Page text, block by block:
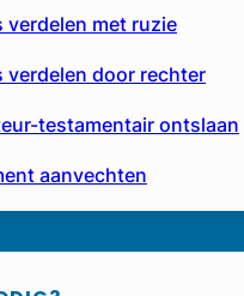
verdelen met ruzie
verdelen door rechter
testamentair ontslaan
aanvechten